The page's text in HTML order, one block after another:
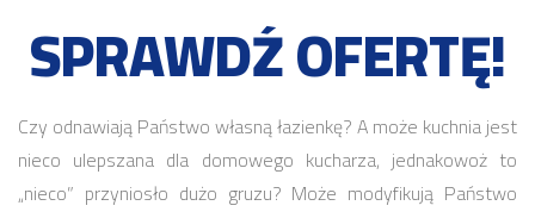
SPRAWDŹ OFERTĘ!
Czy odnawiają Państwo własną łazienkę? A może kuchnia jest
nieco ulepszana dla domowego kucharza, jednakowoż to
„nieco” przyniosło dużo gruzu? Może modyfikują Państwo